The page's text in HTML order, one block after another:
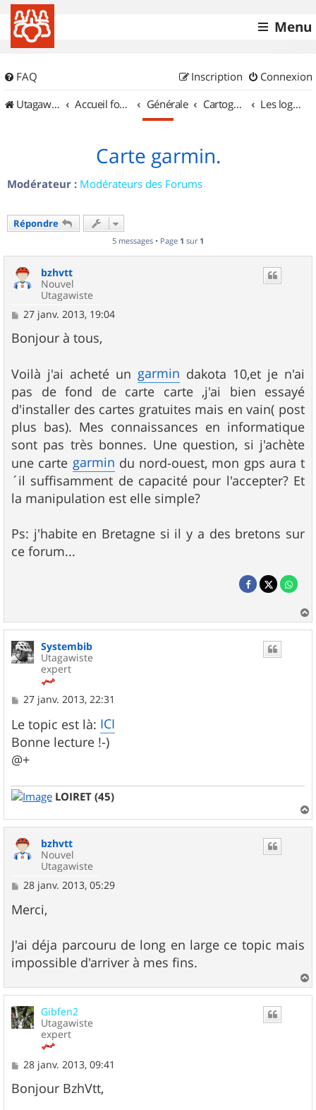
Menu
FAQ Connexion
Inscription
UtagawaVTT (Randos VTT et VTTAE avec traces GPS)
Accueil forum Générale Cartographie et GPS Les logiciels
Carte garmin.
Modérateur : Modérateurs des Forums
Répondre
5 messages • Page 1 sur 1
bzhvtt
Nouvel
Utagawiste
M
s
s
g
e
27 janv. 2013, 19:04
Bonjour à tous,
Voilà j'ai acheté un garmin dakota 10,et je n'ai
pas de fond de carte carte ,j'ai bien essayé
d'installer des cartes gratuites mais en vain( post
plus bas). Mes connaissances en informatique
sont pas très bonnes. Une question, si j'achète
une carte garmin du nord-ouest, mon gps aura t
´il suffisamment de capacité pour l'accepter? Et
la manipulation est elle simple?
Ps: j'habite en Bretagne si il y a des bretons sur
ce forum...
a
Systembib
Utagawiste
expert
M
s
s
a
g
e
27 janv. 2013, 22:31
Le topic est là: ICI
Bonne lecture !-)
@+
LOIRET (45)
a
bzhvtt
Nouvel
Utagawiste
M
s
s
g
e
28 janv. 2013, 05:29
Merci,
J'ai déja parcouru de long en large ce topic mais
impossible d'arriver à mes fins.
a
Gibfen2
Utagawiste
expert
M
s
s
28 janv. 2013, 09:41
Bonjour BzhVtt,